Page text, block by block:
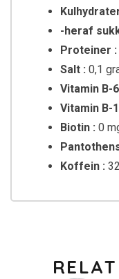
-heraf
Proteiner :
Salt : 0,1
Vitamin B-
Vitamin B-
Biotin : 0
Koffein :